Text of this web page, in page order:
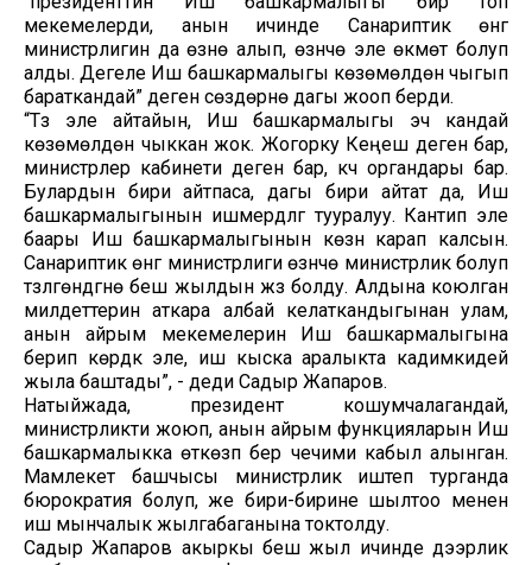
мекемелерди, анын ичинде Санариптик өнүгүү
министрлигин да өзүнө алып, өзүнчө эле өкмөт болуп
алды. Дегеле Иш башкармалыгы көзөмөлдөн чыгып
бараткандай” деген сөздөрүнө дагы жооп берди.
“Түз эле айтайын, Иш башкармалыгы эч кандай
көзөмөлдөн чыккан жок. Жогорку Кеңеш деген бар,
министрлер кабинети деген бар, күч органдары бар.
Булардын бири айтпаса, дагы бири айтат да, Иш
башкармалыгынын ишмердүүлүгү тууралуу. Кантип эле
баары Иш башкармалыгынын көзүн карап калсын.
Санариптик өнүгүү министрлиги өзүнчө министрлик болуп
түзүлгөндүгүнө беш жылдын жүзү болду. Алдына коюлган
милдеттерин аткара албай келаткандыгынан улам,
анын айрым мекемелерин Иш башкармалыгына
берип көрдүк эле, иш кыска аралыкта кадимкидей
жыла баштады”, - деди Садыр Жапаров.
Натыйжада, президент кошумчалагандай,
министрликти жоюп, анын айрым функцияларын Иш
башкармалыкка өткөзүп берүү чечими кабыл алынган.
Мамлекет башчысы министрлик иштеп турганда
бюрократия болуп, же бири-бирине шылтоо менен
иш мынчалык жылгабаганына токтолду.
Садыр Жапаров акыркы беш жыл ичинде дээрлик